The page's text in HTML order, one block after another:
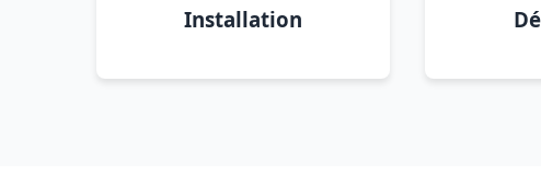
Installation